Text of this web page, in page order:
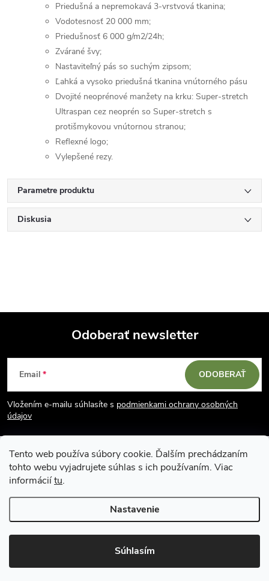
Tento web používa súbory cookie. Ďalším prechádzaním
tohto webu vyjadrujete súhlas s ich používaním. Viac
informáciítu.
Nastavenie
Súhlasím
Priedušná a nepremokavá 3-vrstvová tkanina;
Vodotesnosť 20 000 mm;
Priedušnosť 6 000 g/m2/24h;
Zvárané švy;
Nastaviteľný pás so suchým zipsom;
Ľahká a vysoko priedušná tkanina vnútorného pásu
Dvojité neoprénové manžety na krku: Super-stretch
Ultraspan cez neoprén so Super-stretch s
protišmykovou vnútornou stranou;
Reflexné logo;
Vylepšené rezy.
Parametre produktu
Diskusia
Z
á
p
ä
e
Odoberať newsletter
Email
Vložením e-mailu súhlasíte s podmienkami ochrany osobných
údajov
ODOBERAŤ
Copyright 2026Vodácky obchod SUN sport. Všetky práva vyhradené.
Upraviť nastavenie cookies